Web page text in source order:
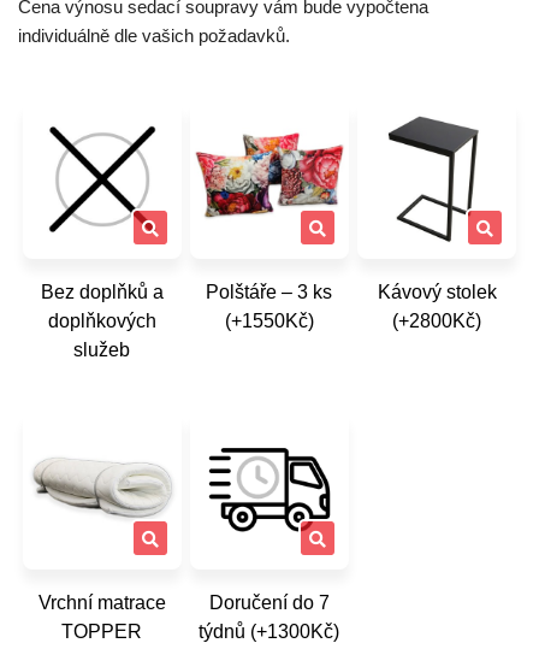
Cena výnosu sedací soupravy vám bude vypočtena
individuálně dle vašich požadavků.
Bez doplňků a
doplňkových
služeb
Polštáře – 3 ks
(+1550Kč)
Kávový stolek
(+2800Kč)
Vrchní matrace
TOPPER
Doručení do 7
týdnů (+1300Kč)